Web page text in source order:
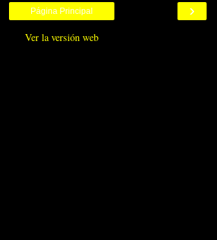
›
Página Principal
Ver la versión web